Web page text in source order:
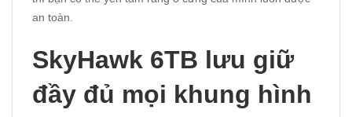
an toàn.
SkyHawk 6TB lưu giữ
đầy đủ mọi khung hình